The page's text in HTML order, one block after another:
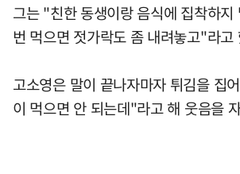
그는 "친한 동생이랑 음식에 집착하지
번 먹으면 젓가락도 좀 내려놓고"라고
고소영은 말이 끝나자마자 튀김을 집
이 먹으면 안 되는데"라고 해 웃음을